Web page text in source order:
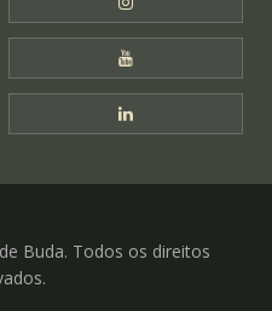
de Buda Instagram
de Buda YouTube Templo
de Buda LinkedIn Templo
Buda. Todos os direitos